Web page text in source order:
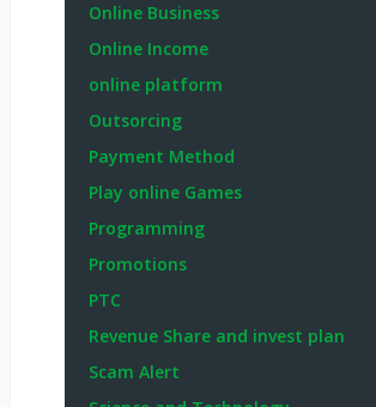
Online Business
Online Income
online platform
Outsorcing
Payment Method
Play online Games
Programming
Promotions
PTC
Revenue Share and invest plan
Scam Alert